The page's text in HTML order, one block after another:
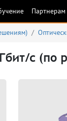
Партнерам
с (по